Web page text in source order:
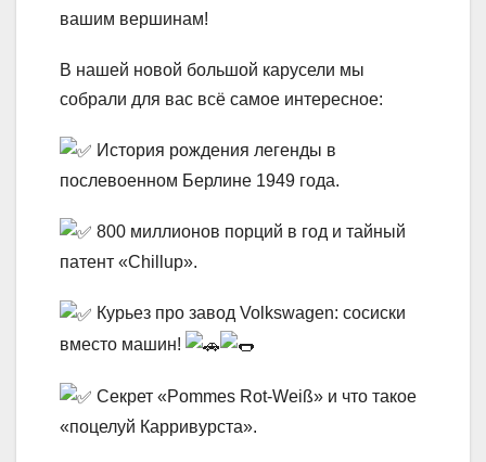
вашим вершинам!
В нашей новой большой карусели мы
собрали для вас всё самое интересное:
История рождения легенды в
послевоенном Берлине 1949 года.
800 миллионов порций в год и тайный
патент «Chillup».
Курьез про завод Volkswagen: сосиски
вместо машин!
Секрет «Pommes Rot-Weiß» и что такое
«поцелуй Карривурста».